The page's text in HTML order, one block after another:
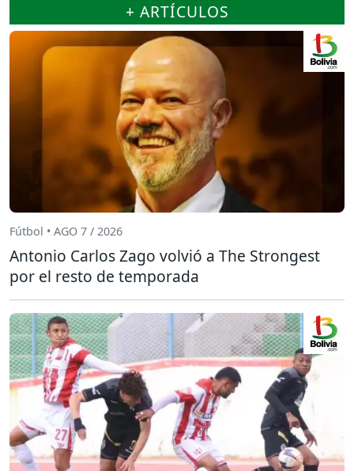
+ ARTÍCULOS
Fútbol • AGO 7 / 2026
Antonio Carlos Zago volvió a The Strongest
por el resto de temporada